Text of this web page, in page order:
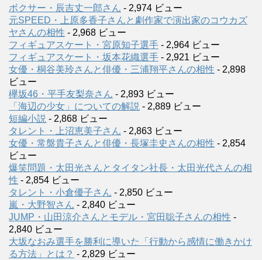
ボクサー・辰吉丈一郎さん - 2,974 ビュー
元SPEED・上原多香子さんと劇作家で演出家のコウカズ
ヤさんの相性 - 2,968 ビュー
フィギュアスケート・宮原知子選手 - 2,964 ビュー
フィギュアスケート・坂本花織選手 - 2,921 ビュー
女優・桐谷美玲さんと俳優・三浦翔平さんの相性 - 2,898
ビュー
欅坂46・平手友梨奈さん - 2,893 ビュー
「海辺の少女」についての解説 - 2,889 ビュー
短編小説 - 2,868 ビュー
タレント・上沼恵美子さん - 2,863 ビュー
女優・常盤貴子さんと俳優・長塚圭史さんの相性 - 2,854
ビュー
爆笑問題・太田光さんとタイタン社長・太田光代さんの相
性 - 2,854 ビュー
タレント・小倉優子さん - 2,850 ビュー
嵐・大野智さん - 2,840 ビュー
JUMP・山田涼介さんとモデル・宮田聡子さんの相性 -
2,840 ビュー
大坂なおみ選手を勝利に導いた「行動から感情に働きかけ
る方法」とは？ - 2,829 ビュー